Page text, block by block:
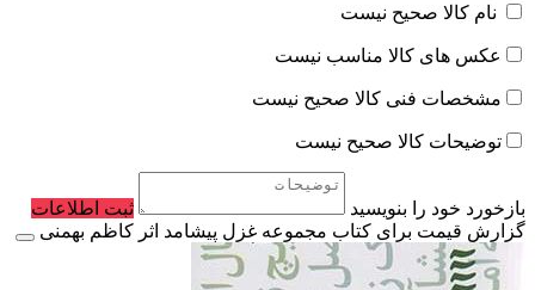
نام کالا صحیح نیست
عکس های کالا مناسب نیست
مشخصات فنی کالا صحیح نیست
توضیحات کالا صحیح نیست
بازخورد خود را بنویسید
ثبت اطلاعات
گزارش قیمت برای کتاب مجموعه غزل پیشامد اثر کاظم بهمنی